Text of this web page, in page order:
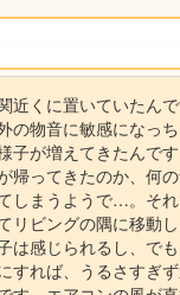
近くに置いていたん
の物音に敏感になっ
子が増えてきたんで
帰ってきたのか、何
しまうようで…。そ
リビングの隅に移動
は感じられるし、で
すれば、うるさすぎ